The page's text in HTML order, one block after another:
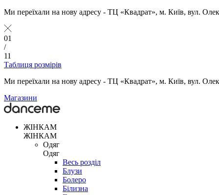
Ми переїхали на нову адресу - ТЦ «Квадрат», м. Київ, вул.
01
/
11
Таблиця розмірів
Ми переїхали на нову адресу - ТЦ «Квадрат», м. Київ, вул.
Магазини
ЖІНКАМ
ЖІНКАМ
Одяг
Одяг
Весь розділ
Блузи
Болеро
Білизна